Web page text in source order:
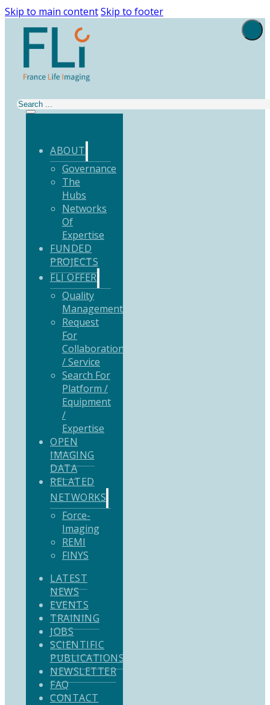
Skip to main contentSkip to footer
Search
ABOUT
Governance
The
Hubs
Networks
Of
Expertise
FUNDED
PROJECTS
FLI OFFER
Quality
Management
Request
For
Collaboration
/ Service
Search For
Platform /
Equipment
/
Expertise
OPEN
IMAGING
DATA
RELATED
NETWORKS
Force-
Imaging
REMI
FINYS
LATEST
NEWS
EVENTS
TRAINING
JOBS
SCIENTIFIC
PUBLICATIONS
NEWSLETTER
FAQ
CONTACT